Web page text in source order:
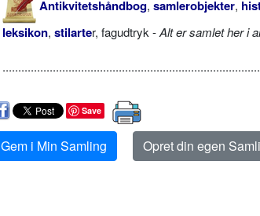
Antikvitetshåndbog, samlerobjekter,
leksikon, stilarter, fagudtryk -Alt er samlet her i
Save
Gem i Min Samling Opret din egen